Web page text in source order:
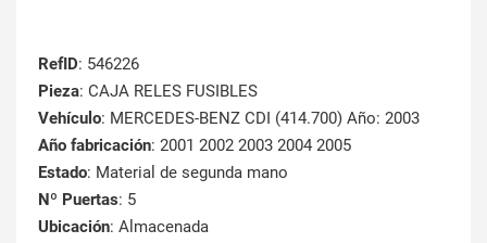
RefID: 546226
Pieza: CAJA RELES FUSIBLES
Vehículo: MERCEDES-BENZ CDI (414.700) Año: 2003
Año fabricación: 2001 2002 2003 2004 2005
Estado: Material de segunda mano
Nº Puertas: 5
Ubicación: Almacenada